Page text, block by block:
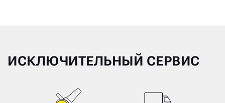
ИСКЛЮЧИТЕЛЬНЫЙ СЕРВИС